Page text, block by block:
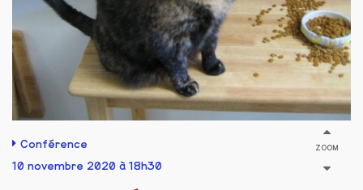
Conférence
10 novembre 2020 à 18h30
ZOOM